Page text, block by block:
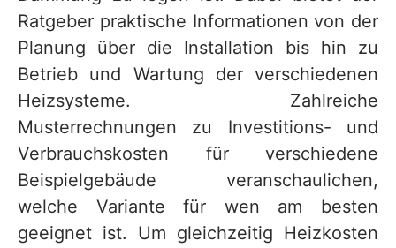
Ratgeber praktische Informationen von der
Planung über die Installation bis hin zu
Betrieb und Wartung der verschiedenen
Heizsysteme. Zahlreiche
Musterrechnungen zu Investitions- und
Verbrauchskosten für verschiedene
Beispielgebäude veranschaulichen,
welche Variante für wen am besten
geeignet ist. Um gleichzeitig Heizkosten